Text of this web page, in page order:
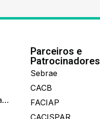
Medicina ocupacional e laboratorial
Parceiros e
Patrocinadores
Sebrae
CACB
FACIAP
CACISPAR